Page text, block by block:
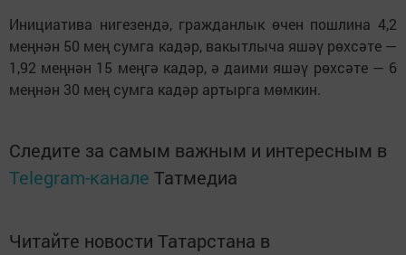
Инициатива нигезендә, гражданлык өчен пошлина 4,2
меңнән 50 мең сумга кадәр, вакытлыча яшәү рөхсәте —
1,92 меңнән 15 меңгә кадәр, ә даими яшәү рөхсәте — 6
меңнән 30 мең сумга кадәр артырга мөмкин.
Следите за самым важным и интересным в
Telegram-канале Татмедиа
Читайте новости Татарстана в